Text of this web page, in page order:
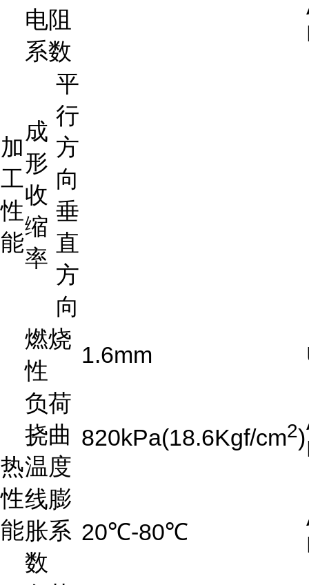
电阻
系数
加
工
性
能
成
形
收
缩
率
平
行
方
向
垂
直
方
向
热
性
能
燃烧
性
1.6mm
负荷
挠曲
温度
820kPa(18.6Kgf/cm2)
线膨
胀系
数
20℃-80℃